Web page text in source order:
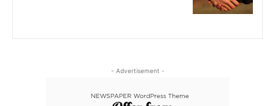
- Advertisement -